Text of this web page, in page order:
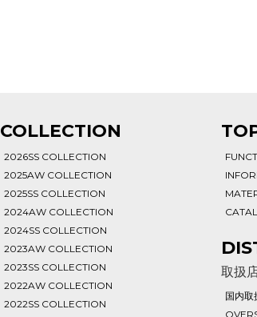
COLLECTION
2026SS COLLECTION
2025AW COLLECTION
2025SS COLLECTION
2024AW COLLECTION
2024SS COLLECTION
2023AW COLLECTION
2023SS COLLECTION
2022AW COLLECTION
2022SS COLLECTION
取扱
国内取